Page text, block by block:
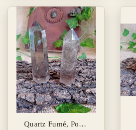
Quartz Fumé, Pointe